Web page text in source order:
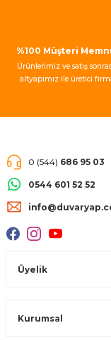
%100 Müşteri
Ürünlerimiz ve satış
altyapımız ile üretici
0 (544) 686 95 03
0544 601 52 52
Üyelik
Kurumsal